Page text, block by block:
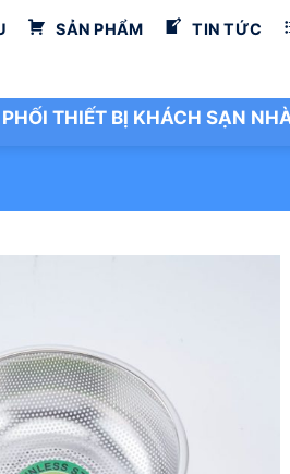
SẢN PHẨM TIN TỨC
THIẾT BỊ KHÁCH SẠN